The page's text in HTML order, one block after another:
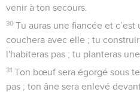
venir à ton secours.
30 Tu auras une fiancée et
couchera avec elle ; tu
l'habiteras pas ; tu planteras
31 Ton bœuf sera égorgé sous
pas ; ton âne sera enlevé